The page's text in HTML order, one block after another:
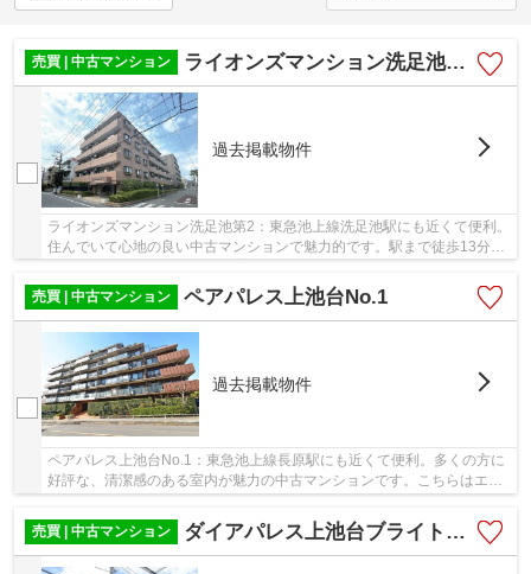
売買 | 中古マンション ライオンズマンション洗足池第2
過去掲載物件
ライオンズマンション洗足池第2：東急池上線洗足池駅にも近くて便利。
住んでいて心地の良い中古マンションで魅力的です。駅まで徒歩13分の
売買 | 中古マンション
ペアパレス上池台No.1
過去掲載物件
ペアパレス上池台No.1：東急池上線長原駅にも近くて便利。多くの方に
好評な、清潔感のある室内が魅力の中古マンションです。こちらはエレ
売買 | 中古マンション
ダイアパレス上池台ブライトヒル